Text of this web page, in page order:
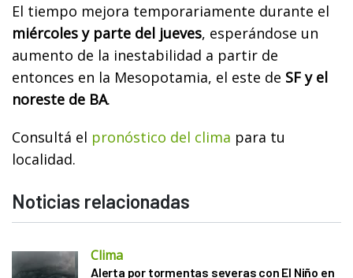
El tiempo mejora temporariamente durante el
miércoles y parte del jueves, esperándose un
aumento de la inestabilidad a partir de
entonces en la Mesopotamia, el este de SF y el
noreste de BA.
Consultá el pronóstico del clima para tu
localidad.
Noticias relacionadas
Clima
Alerta por tormentas severas con El Niño en